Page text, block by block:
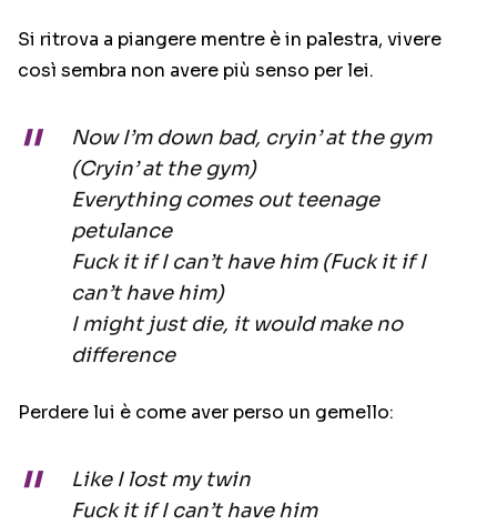
Si ritrova a piangere mentre è in palestra, vivere
così sembra non avere più senso per lei.
Now I’m down bad, cryin’ at the gym
(Cryin’ at the gym)
Everything comes out teenage
petulance
Fuck it if I can’t have him (Fuck it if I
can’t have him)
I might just die, it would make no
difference
Perdere lui è come aver perso un gemello:
Like I lost my twin
Fuck it if I can’t have him